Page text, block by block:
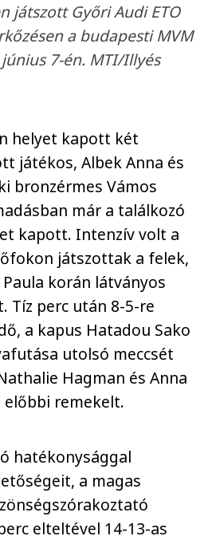
játszott Győri Audi ETO
a budapesti MVM
7-én. MTI/Illyés
helyet kapott két
játékos, Albek Anna és
bronzérmes Vámos
már a találkozó
kapott. Intenzív volt a
játszottak a felek,
korán látványos
Tíz perc után 8-5-re
a kapus Hatadou Sako
utolsó meccsét
Hagman és Anna
remekelt.
hatékonysággal
a magas
elteltével 14-13-as